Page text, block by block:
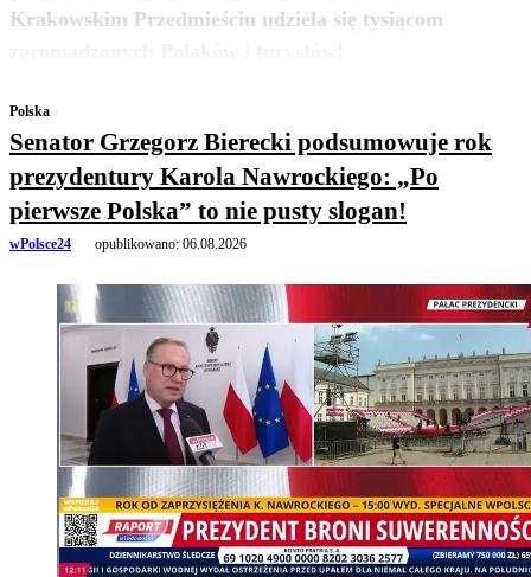
Krakowskim Przedmieściu udziela się tysiącom
zobacz więcej
Polska
Senator Grzegorz Bierecki podsumowuje rok
prezydentury Karola Nawrockiego: „Po
pierwsze Polska” to nie pusty slogan!
wPolsce24 opublikowano: 06.08.2026